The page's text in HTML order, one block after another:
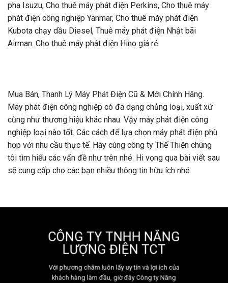
pha Isuzu, Cho thuê máy phát điện Perkins, Cho thuê máy
phát điện công nghiệp Yanmar, Cho thuê máy phát điện
Kubota chạy dầu Diesel, Thuê máy phát điện Nhật bãi
Airman. Cho thuê máy phát điện Hino giá rẻ.
Mua Bán, Thanh Lý Máy Phát Điện Cũ & Mới Chính Hãng.
Máy phát điện công nghiệp có đa dạng chủng loại, xuất xứ
cũng như thương hiệu khác nhau. Vậy máy phát điện công
nghiệp loại nào tốt. Các cách để lựa chọn máy phát điện phù
hợp với nhu cầu thực tế. Hãy cùng công ty Thế Thiện chúng
tôi tìm hiểu các vấn đề như trên nhé. Hi vọng qua bài viết sau
sẽ cung cấp cho các bạn nhiều thông tin hữu ích nhé.
CÔNG TY TNHH NĂNG
LƯỢNG ĐIỆN TCT
Với phương châm luôn lấy uy tín và lợi ích của
khách hàng làm đầu, giờ đây Công ty Năng